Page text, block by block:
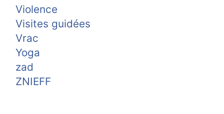
Violence
Visites guidées
Vrac
Yoga
zad
ZNIEFF